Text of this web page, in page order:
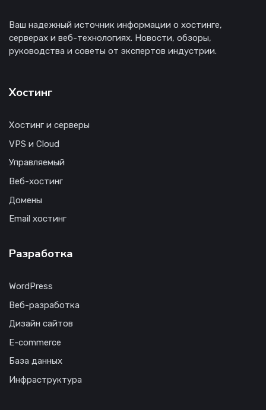
Ваш надежный источник информации о хостинге,
серверах и веб-технологиях. Новости, обзоры,
руководства и советы от экспертов индустрии.
Хостинг
Хостинг и серверы
VPS и Cloud
Управляемый
Веб-хостинг
Домены
Email хостинг
Разработка
WordPress
Веб-разработка
Дизайн сайтов
E-commerce
База данных
Инфраструктура